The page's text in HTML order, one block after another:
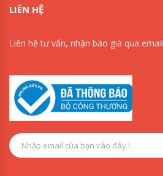
LIÊN HỆ
Liên hệ tư vấn, nhận báo giá qua email